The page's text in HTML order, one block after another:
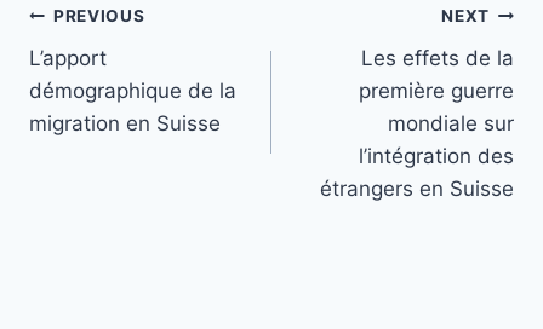
Post
navigation
PREVIOUS
L’apport
démographique de la
migration en Suisse
NEXT
Les effets de la
première guerre
mondiale sur
l’intégration des
étrangers en Suisse